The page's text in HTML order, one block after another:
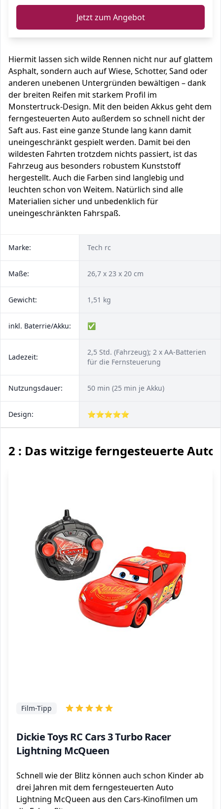
Jetzt zum Angebot
Hiermit lassen sich wilde Rennen nicht nur auf glattem
Asphalt, sondern auch auf Wiese, Schotter, Sand oder
anderen unebenen Untergründen bewältigen – dank
der breiten Reifen mit starkem Profil im
Monstertruck-Design. Mit den beiden Akkus geht dem
ferngesteuerten Auto außerdem so schnell nicht der
Saft aus. Fast eine ganze Stunde lang kann damit
uneingeschränkt gespielt werden. Damit bei den
wildesten Fahrten trotzdem nichts passiert, ist das
Fahrzeug aus besonders robustem Kunststoff
hergestellt. Auch die Farben sind langlebig und
leuchten schon von Weitem. Natürlich sind alle
Materialien sicher und unbedenklich für
uneingeschränkten Fahrspaß.
Marke: Tech rc
Maße: 26,7 x 23 x 20 cm
Gewicht: 1,51 kg
inkl. Baterrie/Akku: ✅
Ladezeit:
2,5 Std. (Fahrzeug); 2 x AA-Batterien
für die Fernsteuerung
Nutzungsdauer: 50 min (25 min je Akku)
Design: ⭐⭐⭐⭐⭐
2 : Das witzige ferngesteuerte Auto
Dickie Toys RC Cars 3 Turbo Racer
Lightning McQueen
Film-Tipp
Schnell wie der Blitz können auch schon Kinder ab
drei Jahren mit dem ferngesteuerten Auto
Lightning McQueen aus den Cars-Kinofilmen um